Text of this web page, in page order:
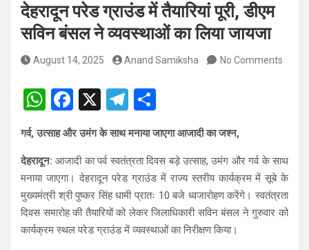
देहरादून परेड ग्राउंड में तैयारियां पूरी, डीएम
सविन बंसल ने व्यवस्थाओं का लिया जायजा
August 14, 2025 Anand Samiksha No Comments
W
at
s
A
p
p
F
ce
b
o
o
k
X
T
e
gr
a
m
ar
e
गर्व, उत्साह और उमंग के साथ मनाया जाएगा आजादी का जश्न,
देहरादून: आजादी का पर्व स्वतंत्रता दिवस बड़े उत्साह, उमंग और गर्व के साथ
मनाया जाएगा। देहरादून परेड ग्राउंड में राज्य स्तरीय कार्यक्रम में सूबे के
मुख्यमंत्री श्री पुष्कर सिंह धामी प्रातः 10 बजे ध्वजारोहण करेंगे। स्वतंत्रता
दिवस समारोह की तैयारियों को लेकर जिलाधिकारी सविन बंसल ने गुरुवार को
कार्यक्रम स्थल परेड ग्राउंड में व्यवस्थाओं का निरीक्षण किया।